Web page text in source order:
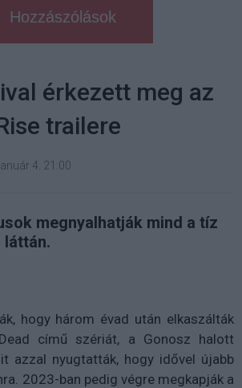
Hozzászólások
érkezett meg az
trailere
4. 21:00
megnyalhatják mind a tíz
láttán.
hogy három évad után elkaszálták
című szériát, a Gonosz halott
azzal nyugtatták, hogy idővel újabb
2023-ban pedig végre megkapják a